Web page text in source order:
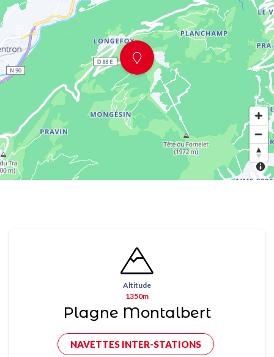
Altitude
1350m
Plagne Montalbert
NAVETTES INTER-STATIONS